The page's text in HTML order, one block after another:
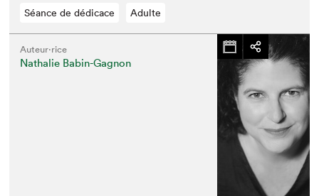
Séance de dédicace Adulte
Auteur·rice
Nathalie Babin-Gagnon